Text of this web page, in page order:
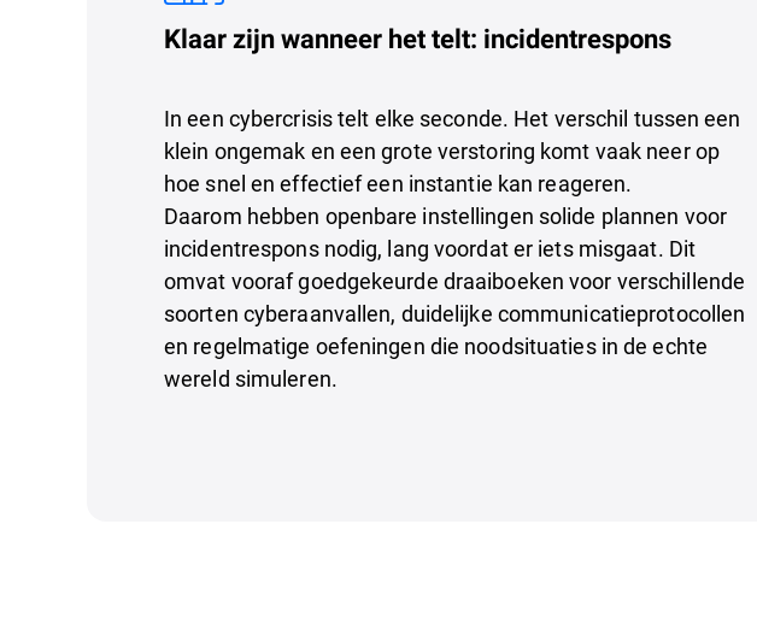
Klaar zijn wanneer het telt: incidentrespons
In een cybercrisis telt elke seconde. Het verschil tussen een
klein ongemak en een grote verstoring komt vaak neer op
hoe snel en effectief een instantie kan reageren.
Daarom hebben openbare instellingen solide plannen voor
incidentrespons nodig, lang voordat er iets misgaat. Dit
omvat vooraf goedgekeurde draaiboeken voor verschillende
soorten cyberaanvallen, duidelijke communicatieprotocollen
en regelmatige oefeningen die noodsituaties in de echte
wereld simuleren.